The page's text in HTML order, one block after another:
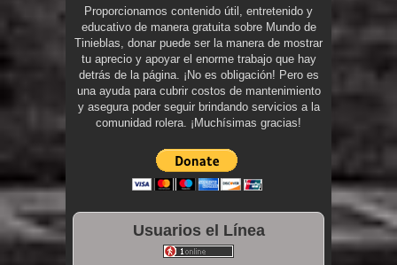
Proporcionamos contenido útil, entretenido y
educativo de manera gratuita sobre Mundo de
Tinieblas, donar puede ser la manera de mostrar
tu aprecio y apoyar el enorme trabajo que hay
detrás de la página. ¡No es obligación! Pero es
una ayuda para cubrir costos de mantenimiento
y asegura poder seguir brindando servicios a la
comunidad rolera. ¡Muchísimas gracias!
Usuarios el Línea